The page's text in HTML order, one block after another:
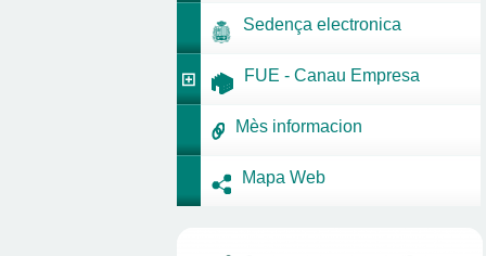
Sedença electronica
FUE - Canau Empresa
Mès informacion
Mapa Web